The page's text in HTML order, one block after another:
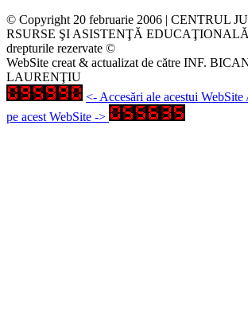
© Copyright 20 februarie 2006 | CENTRUL
RSURSE ŞI ASISTENŢĂ EDUCAŢIONALĂ
drepturile rezervate ©
WebSite creat & actualizat de către INF.
LAURENŢIU
<- Accesări ale acestui
pe acest WebSite ->